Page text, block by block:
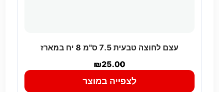
עצם לחוצה טבעית 7.5 ס"מ 8 יח במארז
₪25.00
לצפייה במוצר